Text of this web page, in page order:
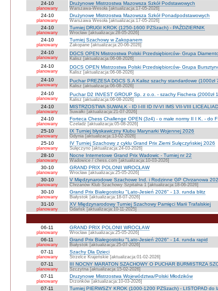
24-10
planowany
Drużynowe Mistrzostwa Mazowsza Szkół Podstawowych
Warszawa-Wesoła [aktualizacja:17-05-2026]
24-10
planowany
Drużynowe Mistrzostwa Mazowsza Szkół Ponadpodstawowych
Warszawa Wesoła [aktualizacja:17-05-2026]
24-10
planowany
Turniej DRUGI KROK (1250-1600 PZSzach) - PAŹDZIERNIK
Wrocław [aktualizacja:28-05-2026]
24-10
planowany
Turniej Szachowy w Zakopanem
Zakopane [aktualizacja:20-06-2026]
24-10
planowany
DGCS OPEN Mistrzostwa Polski Przedsiębiorców- Grupa
Kalisz [aktualizacja:06-08-2026]
24-10
planowany
DGCS OPEN Mistrzostwa Polski Przedsiębiorców- Grupa
Kalisz [aktualizacja:06-08-2026]
24-10
planowany
Puchar PREZESA DGCS S.A Kalisz szachy standardowe (1000zł
Kalisz [aktualizacja:06-08-2026]
24-10
planowany
Puchar D2 INVEST GROUP Sp. z o.o. - szachy Fischera (2000zł
Kalisz [aktualizacja:06-08-2026]
24-10
planowany
MISTRZOSTWA SUWAŁK - ID I-III ID IV-VI IMS VII-VIII
Suwałki [aktualizacja:21-07-2026]
24-10
planowany
Forteca Chess Challenge OPEN (3z4) - o małe normy II I K. - do
Czeladź [aktualizacja:05-08-2026]
25-10
planowany
IX Turniej błyskawiczny Klubu Marynarki Wojennej 2026
Gdynia [aktualizacja:13-02-2026]
25-10
planowany
IV Turniej Szachowy z cyklu Grand Prix Ziemi Sulęczyńskiej 2026
Sulęczyno [aktualizacja:24-03-2026]
28-10
planowany
Nocne Internetowe Grand Prix Wadowic - Turniej nr 22
Wadowice / chess.com [aktualizacja:10-03-2026]
30-10
planowany
GRAND PRIX POLONII WROCŁAW
Wrocław [aktualizacja:25-05-2026]
30-10
planowany
V Międzynarodowe Szachowe Ind. i Rodzinne GP Chrzanowa
Chrzanów Klub Szachowy Szpitalna 1 [aktualizacja:18-06-2026]
30-10
planowany
Grand Prix Białegostoku "Lato-Jesień 2026" - 13. runda blitz
Białystok [aktualizacja:18-07-2026]
31-10
planowany
XV Międzynarodowy Turniej Szachowy Pamięci Marii Trafalskiej
Gdańsk [aktualizacja:10-11-2025]
06-11
planowany
GRAND PRIX POLONII WROCŁAW
Wrocław [aktualizacja:25-05-2026]
06-11
planowany
Grand Prix Białegostoku "Lato-Jesień 2026" - 14. runda rapid
Białystok [aktualizacja:25-07-2026]
07-11
planowany
Szachy Dla Dzieci
Strzelce Krajeńskie [aktualizacja:01-02-2026]
07-11
planowany
III NOCNY MARATON SZACHOWY O PUCHAR BURMISTRZA
Szczytna [aktualizacja:15-02-2026]
07-11
planowany
Druzynowe Mistrzostwa Województwa/Polski Młodzików
Drzonków [aktualizacja:10-03-2026]
07-11 Turniej PIERWSZY KROK (1000-1200 PZSzach) - LISTOPAD do